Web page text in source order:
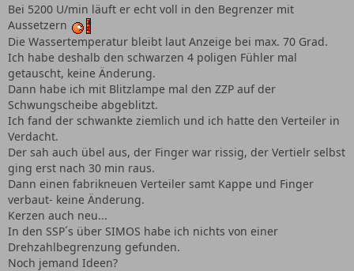
Bei 5200 U/min läuft er echt voll in den Begrenzer mit
Aussetzern
Die Wassertemperatur bleibt laut Anzeige bei max. 70 Grad.
Ich habe deshalb den schwarzen 4 poligen Fühler mal
getauscht, keine Änderung.
Dann habe ich mit Blitzlampe mal den ZZP auf der
Schwungscheibe abgeblitzt.
Ich fand der schwankte ziemlich und ich hatte den Verteiler in
Verdacht.
Der sah auch übel aus, der Finger war rissig, der Vertielr selbst
ging erst nach 30 min raus.
Dann einen fabrikneuen Verteiler samt Kappe und Finger
verbaut- keine Änderung.
Kerzen auch neu...
In den SSP´s über SIMOS habe ich nichts von einer
Drehzahlbegrenzung gefunden.
Noch jemand Ideen?